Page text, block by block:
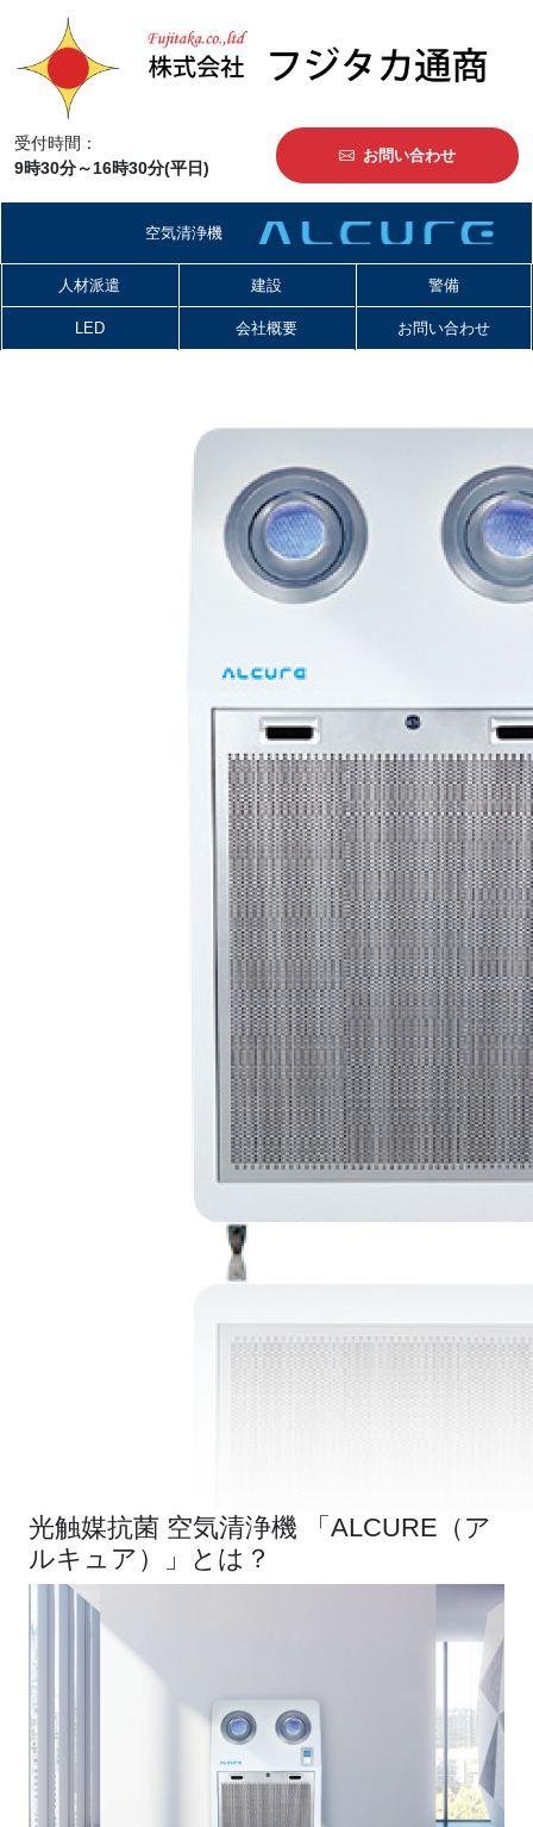
お問い合わせ
受付時間：
9時30分～16時30分(平日)
空気清浄機
人材派遣 建設 警備
LED 会社概要 お問い合わせ
光触媒抗菌 空気清浄機
「ALCURE（ア
ルキュア）」とは？